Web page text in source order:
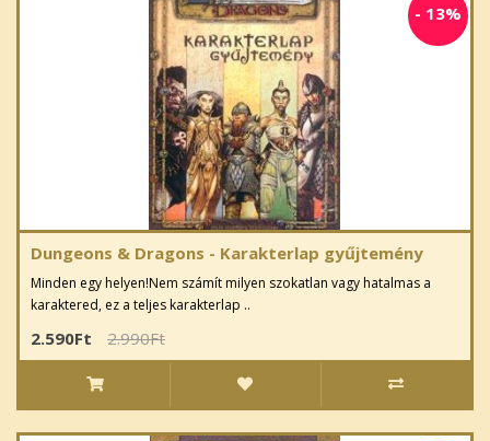
- 13%
Dungeons & Dragons - Karakterlap gyűjtemény
Minden egy helyen!Nem számít milyen szokatlan vagy hatalmas a
karaktered, ez a teljes karakterlap ..
2.590Ft 2.990Ft